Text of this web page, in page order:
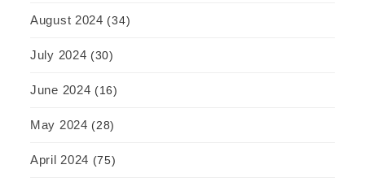
August 2024 (34)
July 2024 (30)
June 2024 (16)
May 2024 (28)
April 2024 (75)